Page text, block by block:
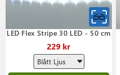
LED Flex Stripe 30 LED - 50 cm
229 kr